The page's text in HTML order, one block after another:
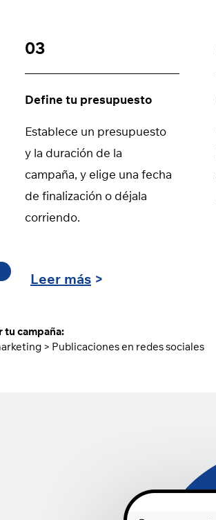
03
Define tu presupuesto
Establece un presupuesto
y la duración de la
campaña, y elige una fecha
de finalización o déjala
corriendo.
Leer más >
tu campaña:
> Publicaciones en redes sociales